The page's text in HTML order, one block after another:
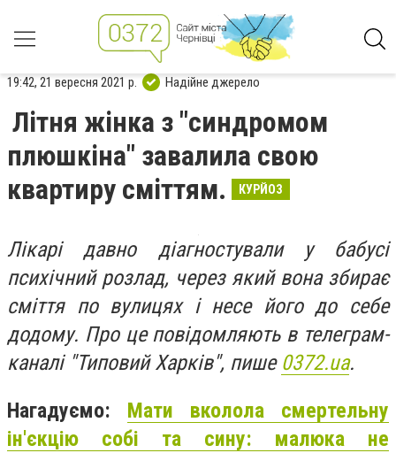
19:42, 21 вересня 2021 р. Надійне джерело
Літня жінка з "синдромом
плюшкіна" завалила свою
квартиру сміттям.
КУРЙОЗ
Лікарі давно діагностували у бабусі
психічний розлад, через який вона збирає
сміття по вулицях і несе його до себе
додому. Про це повідомляють в телеграм-
каналі "Типовий Харків", пише 0372.ua.
Нагадуємо: Мати вколола смертельну
ін'єкцію собі та сину: малюка не